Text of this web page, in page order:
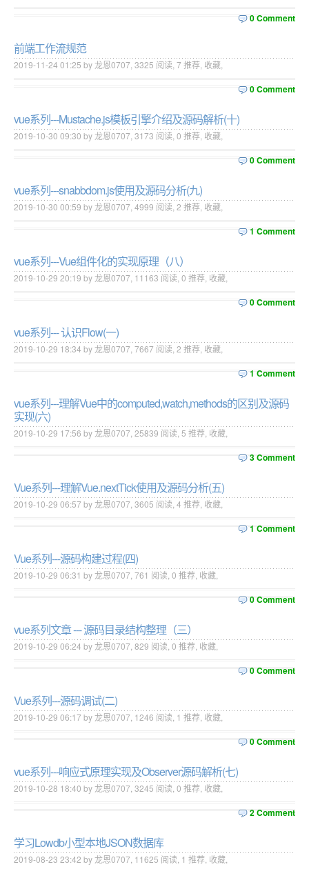
0 Comment
前端工作流规范
2019-11-24 01:25 by 龙恩0707, 3325 阅读, 7 推荐, 收藏
0 Comment
vue系列---Mustache.js模板引擎介绍及源码解析(十)
2019-10-30 09:30 by 龙恩0707, 3173 阅读, 0 推荐, 收藏
0 Comment
vue系列---snabbdom.js使用及源码分析(九)
2019-10-30 00:59 by 龙恩0707, 4999 阅读, 2 推荐, 收藏
1 Comment
vue系列---Vue组件化的实现原理（八）
2019-10-29 20:19 by 龙恩0707, 11163 阅读, 0 推荐, 收藏
0 Comment
vue系列--- 认识Flow(一)
2019-10-29 18:34 by 龙恩0707, 7667 阅读, 2 推荐, 收藏
1 Comment
vue系列---理解Vue中的computed,watch,methods的区别及源码
实现(六)
2019-10-29 17:56 by 龙恩0707, 25839 阅读, 5 推荐, 收藏
3 Comment
Vue系列---理解Vue.nextTick使用及源码分析(五)
2019-10-29 06:57 by 龙恩0707, 3605 阅读, 4 推荐, 收藏
1 Comment
Vue系列---源码构建过程(四)
2019-10-29 06:31 by 龙恩0707, 761 阅读, 0 推荐, 收藏
0 Comment
vue系列文章 --- 源码目录结构整理（三）
2019-10-29 06:24 by 龙恩0707, 829 阅读, 0 推荐, 收藏
0 Comment
Vue系列---源码调试(二)
2019-10-29 06:17 by 龙恩0707, 1246 阅读, 1 推荐, 收藏
0 Comment
vue系列---响应式原理实现及Observer源码解析(七)
2019-10-28 18:40 by 龙恩0707, 3245 阅读, 0 推荐, 收藏
2 Comment
学习Lowdb小型本地JSON数据库
2019-08-23 23:42 by 龙恩0707, 11625 阅读, 1 推荐, 收藏